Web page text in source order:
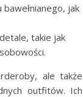
jak
takie jak
ale także
outfitów. Ich